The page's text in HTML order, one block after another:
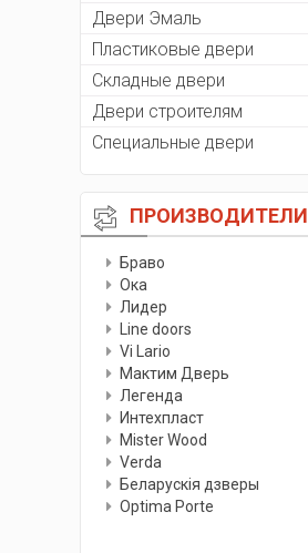
Двери Эмаль
Пластиковые двери
Складные двери
Двери строителям
Специальные двери
ПРОИЗВОДИТЕЛИ
Браво
Ока
Лидер
Line doors
Vi Lario
Мактим Дверь
Легенда
Интехпласт
Мister Wood
Verda
Беларускiя дзверы
Optima Porte